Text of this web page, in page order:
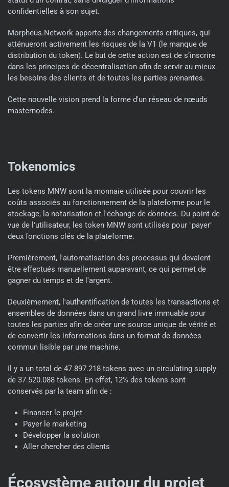
confidentielles à son sujet.
Morpheus.Network apporte des changements critiques, qui
atténueront activement les risques de la V1 (le manque de
distribution du token). Le but de cette action est de s’inscrire
dans les principes de décentralisation afin de servir au mieux
les besoins des clients et de toutes les parties prenantes.
Cette nouvelle vision prend la forme d'un réseau de nœuds
masternodes.
Tokenomics
Les tokens MNW sont la monnaie utilisée pour couvrir les
coûts associés au fonctionnement de la plateforme pour le
stockage, la notarisation et l'échange de données. Du point de
vue de l'utilisateur, les token MNW sont utilisés pour "payer"
deux fonctions clés de la plateforme.
Premièrement, l'automatisation des processus qui devaient
être effectués manuellement auparavant, ce qui permet de
gagner du temps et de l'argent.
Deuxièmement, l'authentification de toutes les transactions et
ensembles de données dans un grand livre immuable pour
toutes les parties afin de créer une source unique de vérité et
de convertir les informations dans un format de données
commun lisible par une machine.
Il y a un total de 47.897.218 tokens avec un circulating supply
de 37.520.088 tokens. En effet, 12% des tokens sont
conservés par la team afin de :
Financer le projet
Payer le marketing
Développer la solution
Aller chercher des clients
Écosystème autour du projet